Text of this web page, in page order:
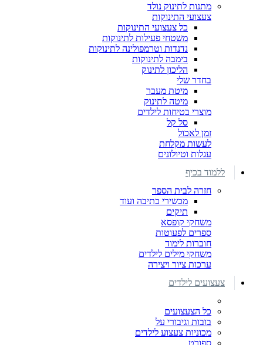
מתנות לתינוק נולד
צעצועי התינוקות
כל צעצועי התינוקות
משטחי פעילות לתינוקות
נדנדות וטרמפולינה לתינוקות
בימבה לתינוקות
הליכון לתינוק
בחדר שלי
מיטת מעבר
מיטה לתינוק
מוצרי בטיחות לילדים
סל קל
זמן לאכול
לעשות מקלחת
עגלות וטיולונים
ללמוד בכיף
חזרה לבית הספר
מכשירי כתיבה ועוד
תיקים
משחקי קופסא
ספרים לפעוטות
חוברות לימוד
משחקי מילים לילדים
ערכות ציור ויצירה
צעצועים לילדים
כל הצעצועים
בובות וגיבורי על
מכוניות צעצוע לילדים
ספורט